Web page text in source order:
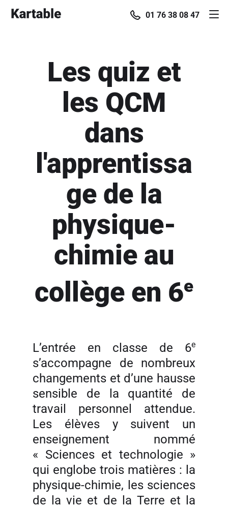
01 76 38 08 47
Les quiz et
les QCM
dans
l'apprentissa
ge de la
physique-
chimie au
collège en 6e
L’entrée en classe de 6e
s’accompagne de nombreux
changements et d’une hausse
sensible de la quantité de
travail personnel attendue.
Les élèves y suivent un
enseignement nommé
« Sciences et technologie »
qui englobe trois matières : la
physique-chimie, les sciences
de la vie et de la Terre et la